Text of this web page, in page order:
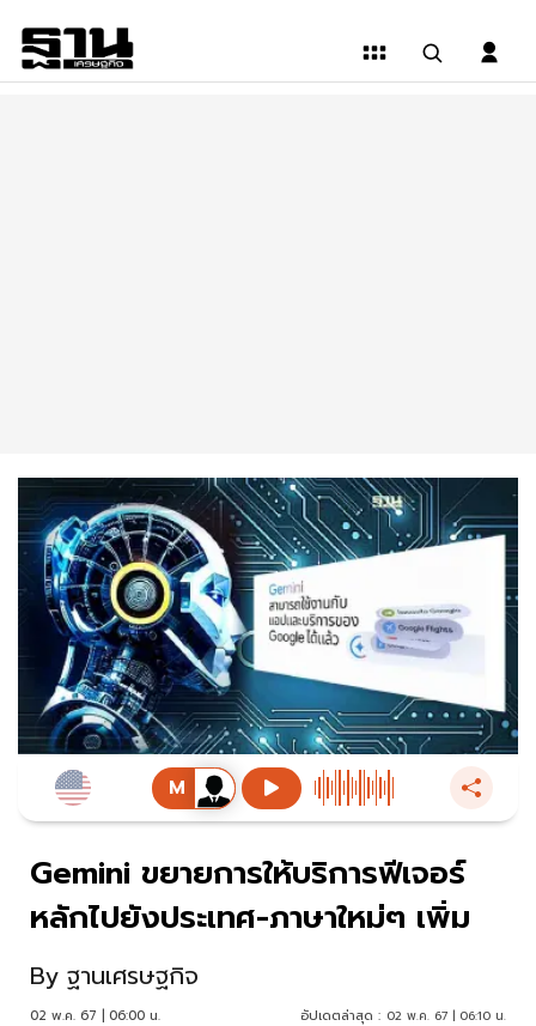
Gemini ขยายการให้บริการฟีเจอร์
หลักไปยังประเทศ-ภาษาใหม่ๆ เพิ่ม
By ฐานเศรษฐกิจ
02 พ.ค. 67 | 06:00 น. อัปเดตล่าสุด : 02 พ.ค. 67 | 06:10 น.